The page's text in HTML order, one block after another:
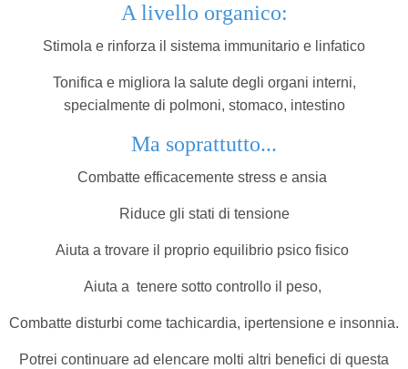
A livello organico:
Stimola e rinforza il sistema immunitario e linfatico
Tonifica e migliora la salute degli organi interni,
specialmente di polmoni, stomaco, intestino
Ma soprattutto...
Combatte efficacemente stress e ansia
Riduce gli stati di tensione
Aiuta a trovare il proprio equilibrio psico fisico
Aiuta a tenere sotto controllo il peso,
Combatte disturbi come tachicardia, ipertensione e insonnia.
Potrei continuare ad elencare molti altri benefici di questa